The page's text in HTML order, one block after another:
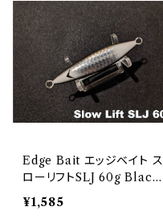
Edge Bait エッジベイト ス
ローリフトSLJ 60g Black
Edge Glow
¥1,585